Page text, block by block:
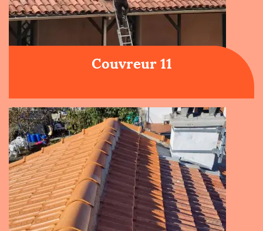
Couvreur 11